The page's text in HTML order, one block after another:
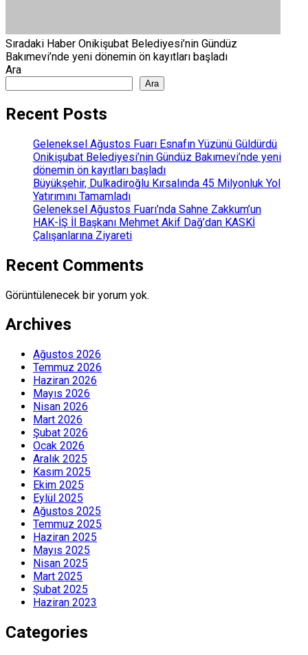
Sıradaki Haber Onikişubat Belediyesi’nin Gündüz
Bakımevi’nde yeni dönemin ön kayıtları başladı
Ara
Ara
Recent Posts
Geleneksel Ağustos Fuarı Esnafın Yüzünü Güldürdü
Onikişubat Belediyesi’nin Gündüz Bakımevi’nde yeni
dönemin ön kayıtları başladı
Büyükşehir, Dulkadiroğlu Kırsalında 45 Milyonluk Yol
Yatırımını Tamamladı
Geleneksel Ağustos Fuarı’nda Sahne Zakkum’un
HAK-İŞ İl Başkanı Mehmet Akif Dağ’dan KASKİ
Çalışanlarına Ziyareti
Recent Comments
Görüntülenecek bir yorum yok.
Archives
Ağustos 2026
Temmuz 2026
Haziran 2026
Mayıs 2026
Nisan 2026
Mart 2026
Şubat 2026
Ocak 2026
Aralık 2025
Kasım 2025
Ekim 2025
Eylül 2025
Ağustos 2025
Temmuz 2025
Haziran 2025
Mayıs 2025
Nisan 2025
Mart 2025
Şubat 2025
Haziran 2023
Categories